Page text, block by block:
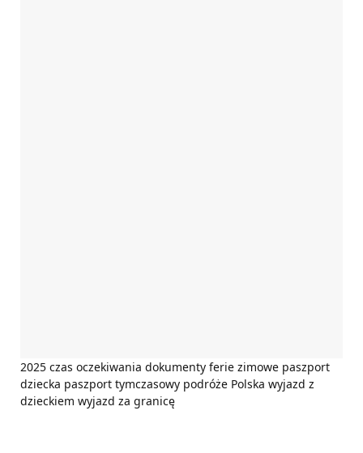
2025 czas oczekiwania dokumenty ferie zimowe paszport
dziecka paszport tymczasowy podróże Polska wyjazd z
dzieckiem wyjazd za granicę